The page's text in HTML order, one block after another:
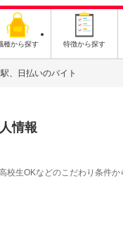
種から探す 特徴から探す
、日払いのバイト
情報
生OKなどのこだわり条件か